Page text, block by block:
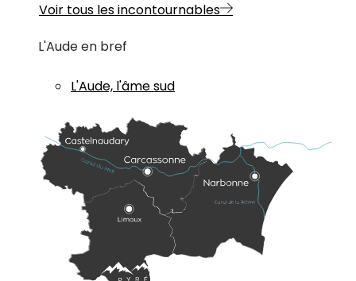
Voir tous les incontournables
L'Aude en bref
L'Aude, l'âme sud